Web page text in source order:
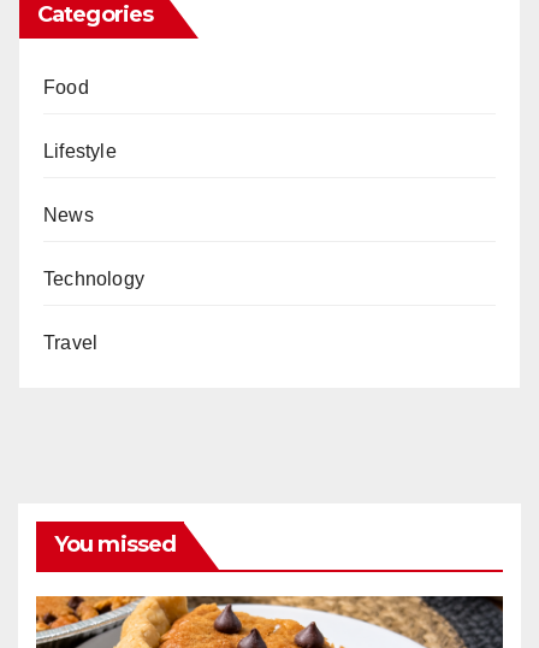
Categories
Food
Lifestyle
News
Technology
Travel
You missed